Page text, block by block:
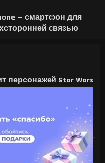
— смартфон для
связью
персонажей Star Wars
1 Remake:
получения
ИИ — энтузиаст
Tesla V100 в игровой